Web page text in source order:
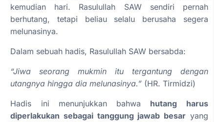
kemudian hari. Rasulullah SAW sendiri pernah
berhutang, tetapi beliau selalu berusaha segera
melunasinya.
Dalam sebuah hadis, Rasulullah SAW bersabda:
“Jiwa seorang mukmin itu tergantung dengan
utangnya hingga dia melunasinya.” (HR. Tirmidzi)
Hadis ini menunjukkan bahwa hutang harus
diperlakukan sebagai tanggung jawab besar yang